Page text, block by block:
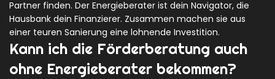
Partner finden. Der Energieberater ist dein Navigator, die
Hausbank dein Finanzierer. Zusammen machen sie aus
einer teuren Sanierung eine lohnende Investition.
Kann ich die Förderberatung auch
ohne Energieberater bekommen?